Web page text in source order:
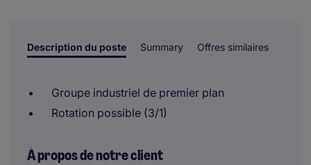
Description du poste Summary Offres similaires
Groupe industriel de premier plan
Rotation possible (3/1)
À propos de notre client